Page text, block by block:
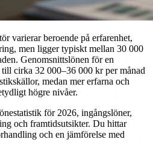
varierar beroende på erfarenhet,
men ligger typiskt mellan 30 000
Genomsnittslönen för en
cirka 32 000–36 000 kr per månad
medan mer erfarna och
högre nivåer.
för 2026, ingångslöner,
och framtidsutsikter. Du hittar
och en jämförelse med